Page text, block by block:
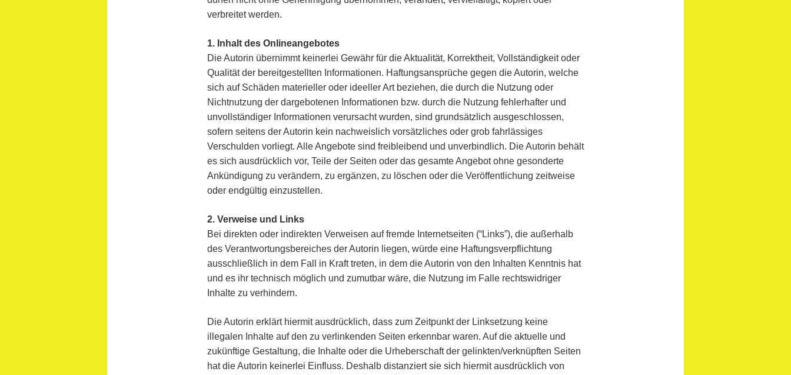
verbreitet werden.
1. Inhalt des Onlineangebotes
Die Autorin übernimmt keinerlei Gewähr für die Aktualität, Korrektheit, Vollständigkeit oder
Qualität der bereitgestellten Informationen. Haftungsansprüche gegen die Autorin, welche
sich auf Schäden materieller oder ideeller Art beziehen, die durch die Nutzung oder
Nichtnutzung der dargebotenen Informationen bzw. durch die Nutzung fehlerhafter und
unvollständiger Informationen verursacht wurden, sind grundsätzlich ausgeschlossen,
sofern seitens der Autorin kein nachweislich vorsätzliches oder grob fahrlässiges
Verschulden vorliegt. Alle Angebote sind freibleibend und unverbindlich. Die Autorin behält
es sich ausdrücklich vor, Teile der Seiten oder das gesamte Angebot ohne gesonderte
Ankündigung zu verändern, zu ergänzen, zu löschen oder die Veröffentlichung zeitweise
oder endgültig einzustellen.
2. Verweise und Links
Bei direkten oder indirekten Verweisen auf fremde Internetseiten (“Links”), die außerhalb
des Verantwortungsbereiches der Autorin liegen, würde eine Haftungsverpflichtung
ausschließlich in dem Fall in Kraft treten, in dem die Autorin von den Inhalten Kenntnis hat
und es ihr technisch möglich und zumutbar wäre, die Nutzung im Falle rechtswidriger
Inhalte zu verhindern.
Die Autorin erklärt hiermit ausdrücklich, dass zum Zeitpunkt der Linksetzung keine
illegalen Inhalte auf den zu verlinkenden Seiten erkennbar waren. Auf die aktuelle und
zukünftige Gestaltung, die Inhalte oder die Urheberschaft der gelinkten/verknüpften Seiten
hat die Autorin keinerlei Einfluss. Deshalb distanziert sie sich hiermit ausdrücklich von